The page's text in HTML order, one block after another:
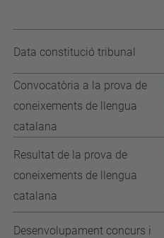
Data constitució tribunal
Convocatòria a la prova de
coneixements de llengua
catalana
Resultat de la prova de
coneixements de llengua
catalana
Desenvolupament concurs i